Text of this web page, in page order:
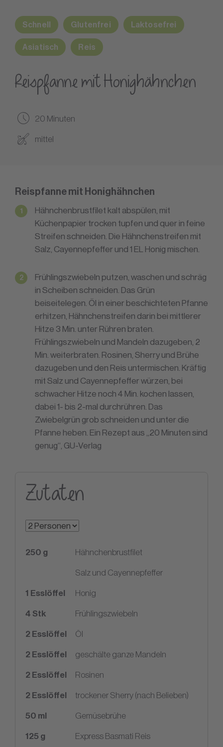
Schnell Glutenfrei Laktosefrei
Asiatisch Reis
Reispfanne mit Honighähnchen
20 Minuten
mittel
Reispfanne mit Honighähnchen
Hähnchenbrustfilet kalt abspülen, mit
Küchenpapier trocken tupfen und quer in feine
Streifen schneiden. Die Hähnchenstreifen mit
Salz, Cayennepfeffer und 1 EL Honig mischen.
Frühlingszwiebeln putzen, waschen und schräg
in Scheiben schneiden. Das Grün
beiseitelegen. Öl in einer beschichteten Pfanne
erhitzen, Hähnchenstreifen darin bei mittlerer
Hitze 3 Min. unter Rühren braten.
Frühlingszwiebeln und Mandeln dazugeben, 2
Min. weiterbraten. Rosinen, Sherry und Brühe
dazugeben und den Reis untermischen. Kräftig
mit Salz und Cayennepfeffer würzen, bei
schwacher Hitze noch 4 Min. kochen lassen,
dabei 1- bis 2-mal durchrühren. Das
Zwiebelgrün grob schneiden und unter die
Pfanne heben. Ein Rezept aus „20 Minuten sind
genug“, GU-Verlag
Zutaten
250 g Hähnchenbrustfilet
Salz und Cayennepfeffer
1 Esslöffel Honig
4 Stk Frühlingszwiebeln
2 Esslöffel Öl
2 Esslöffel geschälte ganze Mandeln
2 Esslöffel Rosinen
2 Esslöffel trockener Sherry (nach Belieben)
50 ml Gemüsebrühe
125 g Express Basmati Reis